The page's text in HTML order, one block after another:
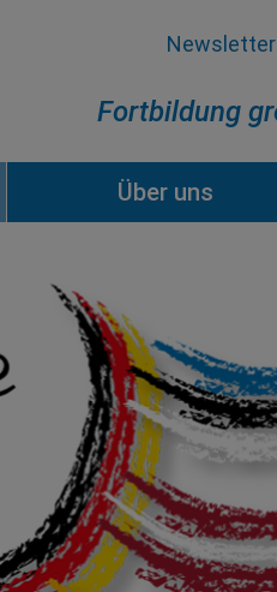
Newsletter
Fortbildung
Über uns